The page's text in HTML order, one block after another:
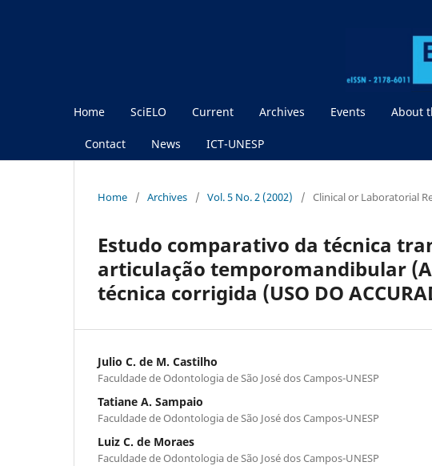
Home SciELO Current Archives Events About
Contact News ICT-UNESP
Home / Archives / Vol. 5 No. 2 (2002) / Clinical or Laboratorial
Estudo comparativo da técnica
articulação temporomandibular
técnica corrigida (USO DO
Julio C. de M. Castilho
Faculdade de Odontologia de São José dos Campos-UNESP
Tatiane A. Sampaio
Faculdade de Odontologia de São José dos Campos-UNESP
Luiz C. de Moraes
Faculdade de Odontologia de São José dos Campos-UNESP